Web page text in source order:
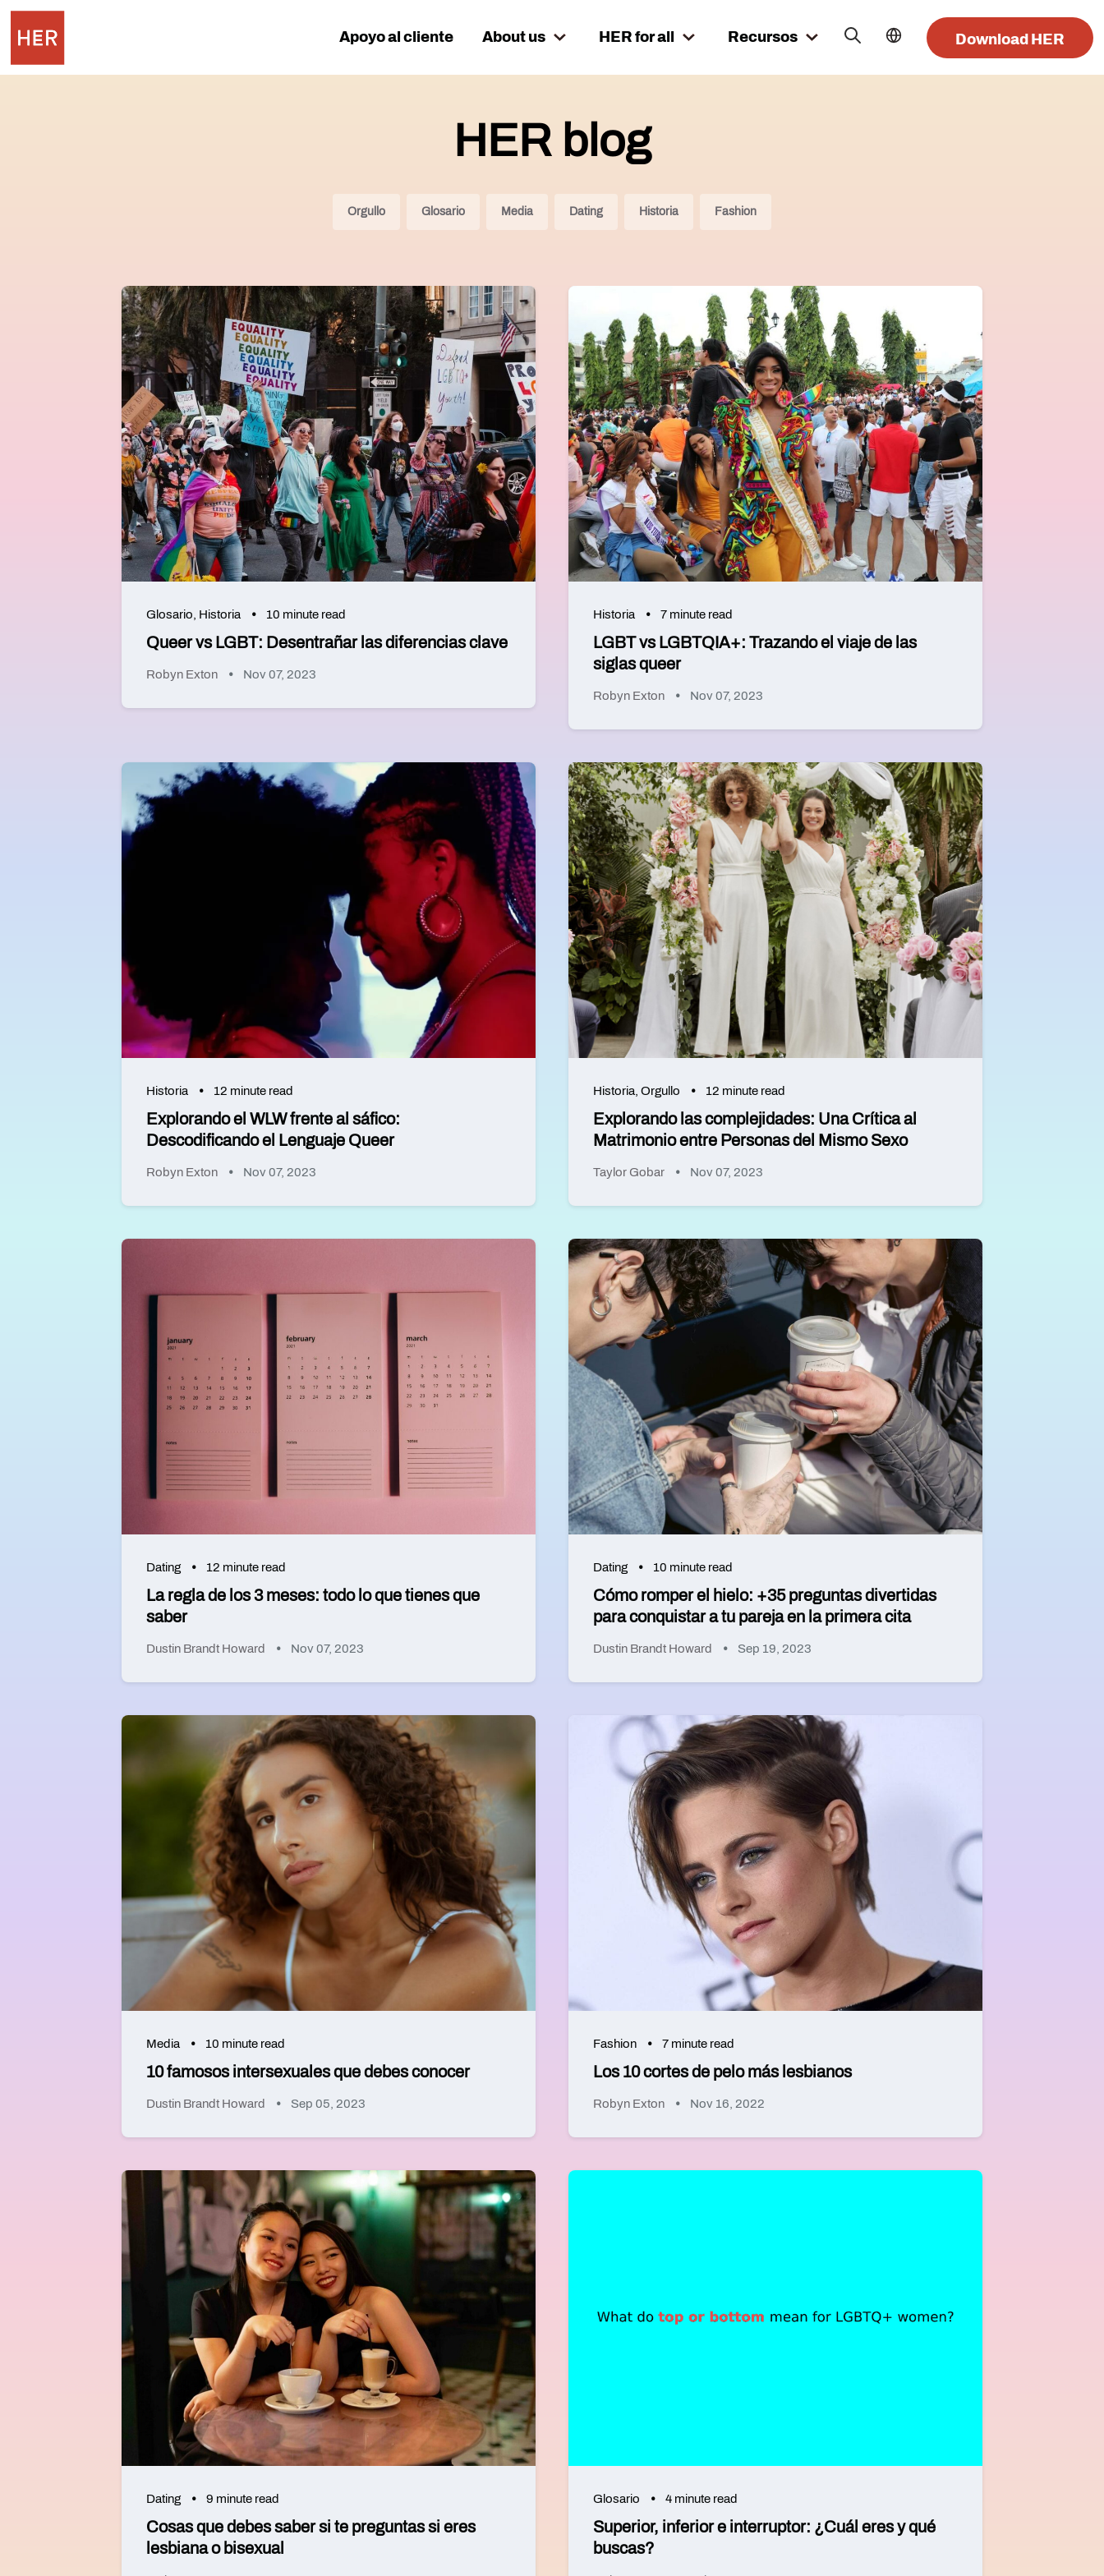
Apoyo al cliente About us HER for all Recursos Download HER
HER blog
Orgullo Glosario Media Dating Historia Fashion
Glosario Historia 10 minute read
Queer vs LGBT: Desentrañar las diferencias clave
Robyn Exton Nov 07, 2023
Historia 7 minute read
LGBT vs LGBTQIA+: Trazando el viaje de las
siglas queer
Robyn Exton Nov 07, 2023
Historia 12 minute read
Explorando el WLW frente al sáfico:
Descodificando el Lenguaje Queer
Robyn Exton Nov 07, 2023
Historia Orgullo 12 minute read
Explorando las complejidades: Una Crítica al
Matrimonio entre Personas del Mismo Sexo
Taylor Gobar Nov 07, 2023
Dating 12 minute read
La regla de los 3 meses: todo lo que tienes que
saber
Dustin Brandt Howard Nov 07, 2023
Dating 10 minute read
Cómo romper el hielo: +35 preguntas divertidas
para conquistar a tu pareja en la primera cita
Dustin Brandt Howard Sep 19, 2023
Media 10 minute read
10 famosos intersexuales que debes conocer
Dustin Brandt Howard Sep 05, 2023
Fashion 7 minute read
Los 10 cortes de pelo más lesbianos
Robyn Exton Nov 16, 2022
Dating 9 minute read
Cosas que debes saber si te preguntas si eres
lesbiana o bisexual
Glosario 4 minute read
Superior, inferior e interruptor: ¿Cuál eres y qué
buscas?